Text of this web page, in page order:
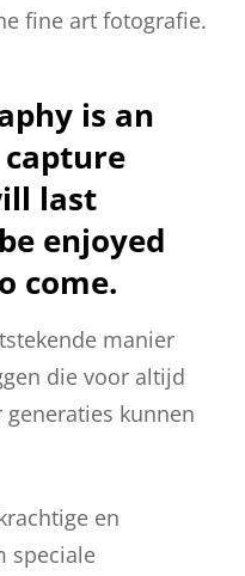
fine art fotografie.
is an
last
enjoyed
come.
manier
die voor altijd
kunnen
en
speciale